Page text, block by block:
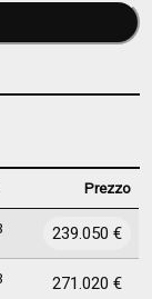
Prezzo
239.050 €
271.020 €